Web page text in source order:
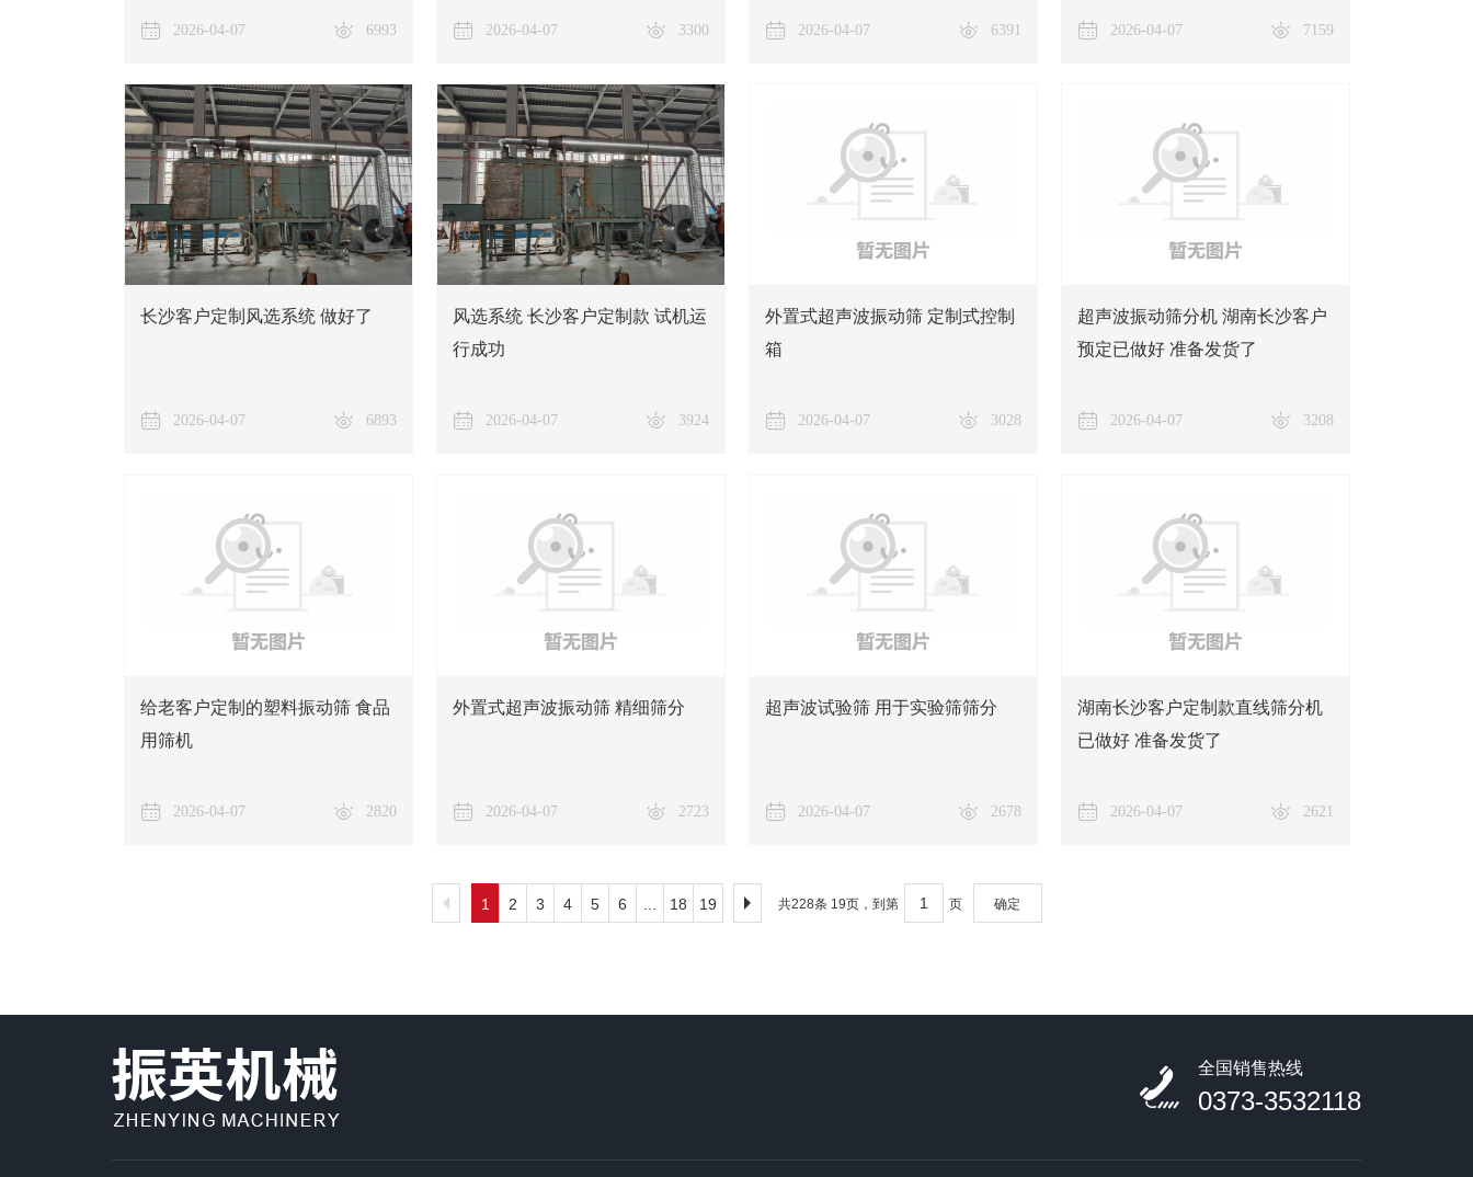
2026-04-07 6993 2026-04-07 3300 2026-04-07 6391 2026-04-07 7159
长沙客户定制风选系统 做好了
2026-04-07 6893
风选系统 长沙客户定制款 试机运
行成功
2026-04-07 3924
外置式超声波振动筛 定制式控制
箱
2026-04-07 3028
超声波振动筛分机 湖南长沙客户
预定已做好 准备发货了
2026-04-07 3208
给老客户定制的塑料振动筛 食品
用筛机
2026-04-07 2820
外置式超声波振动筛 精细筛分
2026-04-07 2723
超声波试验筛 用于实验筛筛分
2026-04-07 2678
湖南长沙客户定制款直线筛分机
已做好 准备发货了
2026-04-07 2621
1 2 3 4 5 6 18 19 共228条 19页，到第 页 确定
全国销售热线
0373-3532118